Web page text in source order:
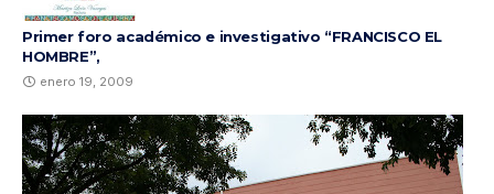
Primer foro académico e investigativo “FRANCISCO EL
HOMBRE”,
enero 19, 2009